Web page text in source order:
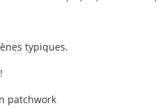
typiques.
patchwork